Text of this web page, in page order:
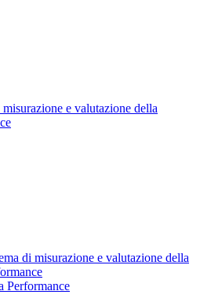
misurazione e valutazione della
di misurazione e valutazione della
Performance